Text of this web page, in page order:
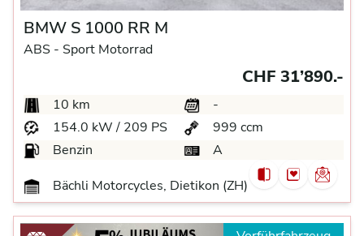
BMW S 1000 RR M
ABS - Sport Motorrad
CHF 31’890.-
10 km
-
154.0 kW / 209 PS
999 ccm
Benzin
A
Bächli Motorcycles, Dietikon (ZH)